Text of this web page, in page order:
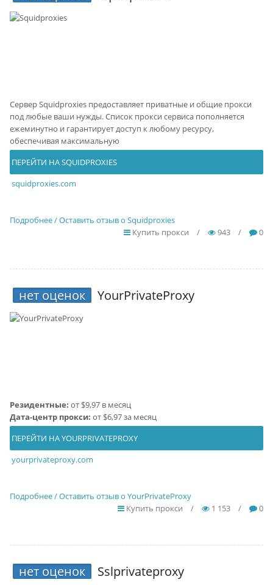
Сервер Squidproxies предоставляет приватные и общие прокси
под любые ваши нужды. Список прокси сервиса пополняется
ежеминутно и гарантирует доступ к любому ресурсу,
обеспечивая максимальную
ПЕРЕЙТИ НА SQUIDPROXIES
squidproxies.com
Подробнее / Оставить отзыв о Squidproxies
Купить прокси
/ 943 / 0
нет оценок YourPrivateProxy
Резидентные: от $9,97 в месяц
Дата-центр прокси: от $6,97 за месяц
ПЕРЕЙТИ НА YOURPRIVATEPROXY
yourprivateproxy.com
Подробнее / Оставить отзыв о YourPrivateProxy
Купить прокси
/ 1 153 / 0
нет оценок Sslprivateproxy